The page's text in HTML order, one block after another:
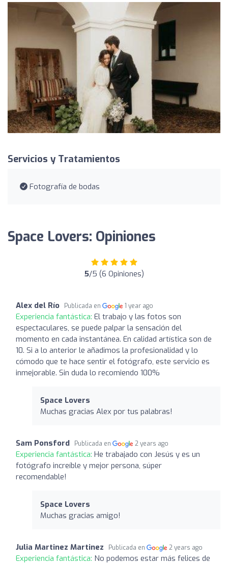
Servicios y Tratamientos
Fotografía de bodas
Space Lovers: Opiniones
5/5 (6 Opiniones)
Alex del Río Publicada en 1 year ago
Experiencia fantástica: El trabajo y las fotos son
espectaculares, se puede palpar la sensación del
momento en cada instantánea. En calidad artística son de
10. Si a lo anterior le añadimos la profesionalidad y lo
cómodo que te hace sentir el fotógrafo, este servicio es
inmejorable. Sin duda lo recomiendo 100%
Space Lovers
Muchas gracias Alex por tus palabras!
Sam Ponsford Publicada en 2 years ago
Experiencia fantástica: He trabajado con Jesús y es un
fotógrafo increíble y mejor persona, súper
recomendable!
Space Lovers
Muchas gracias amigo!
Julia Martinez Martinez Publicada en 2 years ago
Experiencia fantástica: No podemos estar más felices de